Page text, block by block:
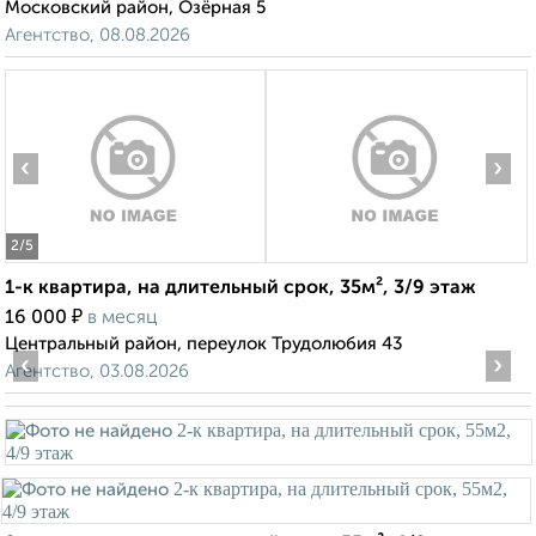
Московский район, Озёрная 5
Агентство, 08.08.2026
2/5
‹ ›
1-к квартира, на длительный срок, 35м², 3/9 этаж
16 000 ₽ в месяц
Центральный район, переулок Трудолюбия 43
Агентство, 03.08.2026
‹ ›